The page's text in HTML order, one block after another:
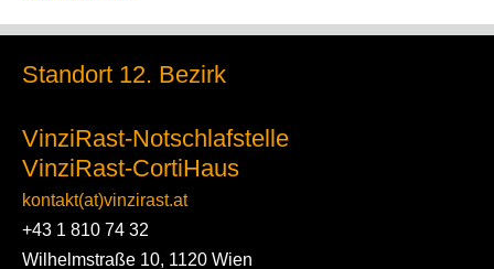
Standort 12. Bezirk
VinziRast-Notschlafstelle
VinziRast-CortiHaus
kontakt(at)vinzirast.at
+43 1 810 74 32
Wilhelmstraße 10, 1120 Wien